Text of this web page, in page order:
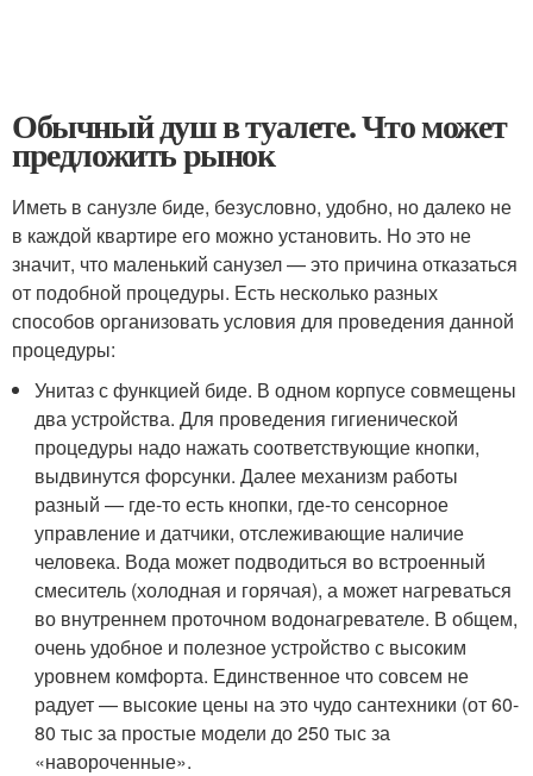
Обычный душ в туалете. Что может
предложить рынок
Иметь в санузле биде, безусловно, удобно, но далеко не
в каждой квартире его можно установить. Но это не
значит, что маленький санузел — это причина отказаться
от подобной процедуры. Есть несколько разных
способов организовать условия для проведения данной
процедуры:
Унитаз с функцией биде. В одном корпусе совмещены
два устройства. Для проведения гигиенической
процедуры надо нажать соответствующие кнопки,
выдвинутся форсунки. Далее механизм работы
разный — где-то есть кнопки, где-то сенсорное
управление и датчики, отслеживающие наличие
человека. Вода может подводиться во встроенный
смеситель (холодная и горячая), а может нагреваться
во внутреннем проточном водонагревателе. В общем,
очень удобное и полезное устройство с высоким
уровнем комфорта. Единственное что совсем не
радует — высокие цены на это чудо сантехники (от 60-
80 тыс за простые модели до 250 тыс за
«навороченные».